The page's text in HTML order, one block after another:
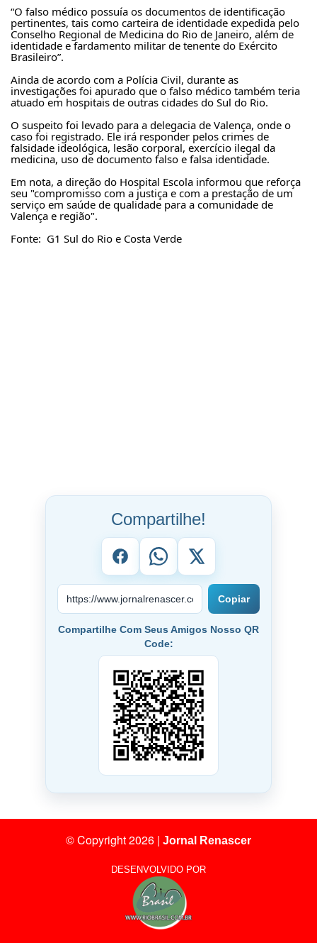
“O falso médico possuía os documentos de identificação
pertinentes, tais como carteira de identidade expedida pelo
Conselho Regional de Medicina do Rio de Janeiro, além de
identidade e fardamento militar de tenente do Exército
Brasileiro”.
Ainda de acordo com a Polícia Civil, durante as
investigações foi apurado que o falso médico também teria
atuado em hospitais de outras cidades do Sul do Rio.
O suspeito foi levado para a delegacia de Valença, onde o
caso foi registrado. Ele irá responder pelos crimes de
falsidade ideológica, lesão corporal, exercício ilegal da
medicina, uso de documento falso e falsa identidade.
Em nota, a direção do Hospital Escola informou que reforça
seu "compromisso com a justiça e com a prestação de um
serviço em saúde de qualidade para a comunidade de
Valença e região".
Fonte:  G1 Sul do Rio e Costa Verde
Compartilhe!
Copiar
Compartilhe Com Seus Amigos Nosso QR
© Copyright 2026 |
DESENVOLVIDO POR